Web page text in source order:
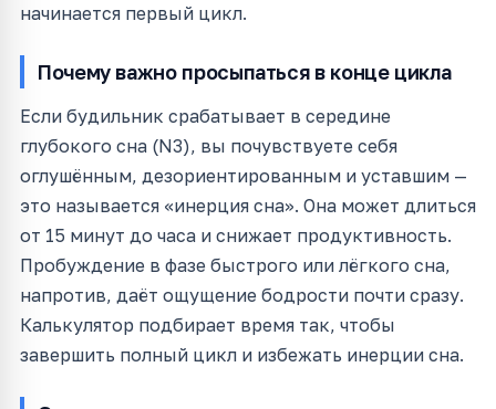
начинается первый цикл.
Почему важно просыпаться в конце цикла
Если будильник срабатывает в середине
глубокого сна (N3), вы почувствуете себя
оглушённым, дезориентированным и уставшим —
это называется «инерция сна». Она может длиться
от 15 минут до часа и снижает продуктивность.
Пробуждение в фазе быстрого или лёгкого сна,
напротив, даёт ощущение бодрости почти сразу.
Калькулятор подбирает время так, чтобы
завершить полный цикл и избежать инерции сна.